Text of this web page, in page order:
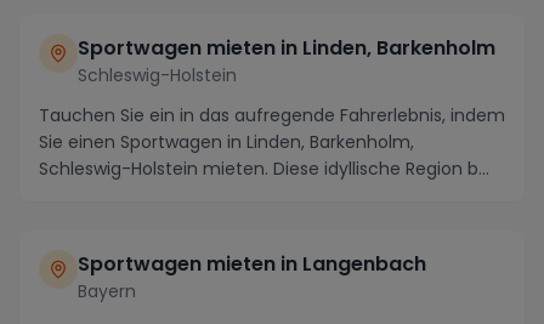
Sportwagen mieten in Linden, Barkenholm
Schleswig-Holstein
Tauchen Sie ein in das aufregende Fahrerlebnis, indem
Sie einen Sportwagen in Linden, Barkenholm,
Schleswig-Holstein mieten. Diese idyllische Region b...
Sportwagen mieten in Langenbach
Bayern